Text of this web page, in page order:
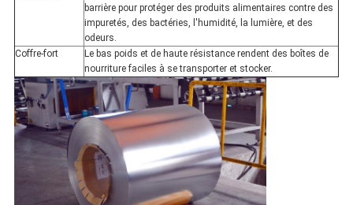
barrière pour protéger des produits alimentaires contre des
impuretés, des bactéries, l'humidité, la lumière, et des
odeurs.
Coffre-fort
Le bas poids et de haute résistance rendent des boîtes de
nourriture faciles à se transporter et stocker.